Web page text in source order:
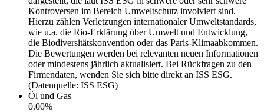
Kontroversen im Bereich Umweltschutz involviert sind.
Hierzu zählen Verletzungen internationaler Umweltstandards,
wie u.a. die Rio-Erklärung über Umwelt und Entwicklung,
die Biodiversitätskonvention oder das Paris-Klimaabkommen.
Die Bewertungen werden bei relevanten neuen Informationen
oder mindestens jährlich aktualisiert. Bei Rückfragen zu den
Firmendaten, wenden Sie sich bitte direkt an ISS ESG.
(Datenquelle: ISS ESG)
Öl und Gas
0.00%